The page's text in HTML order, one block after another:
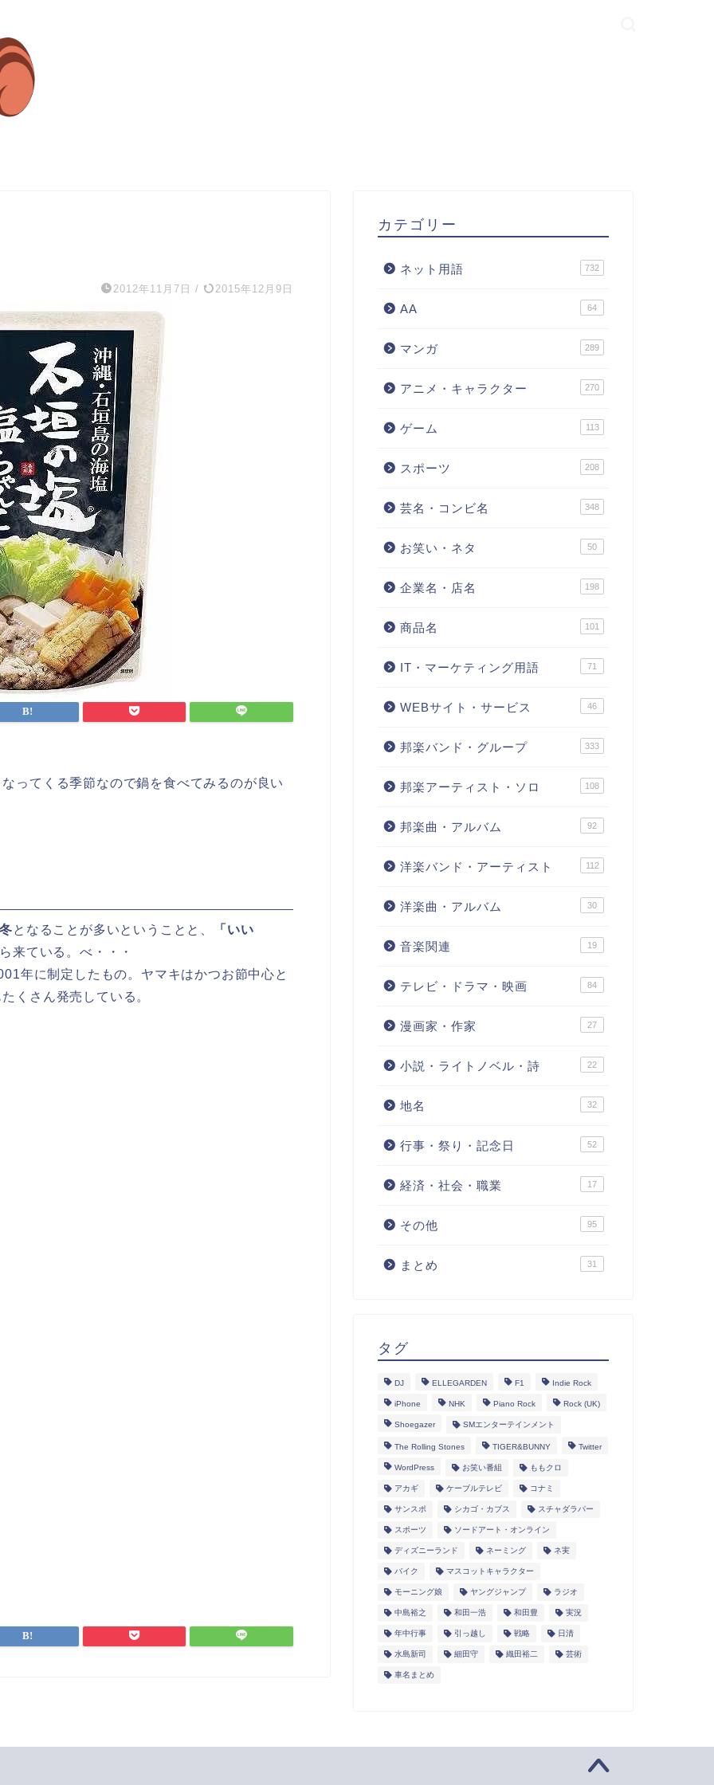
2012年11月7日 / 2015年12月9日
ってくる季節なので鍋を食べてみるのが良い
となることが多いということと、
「いい
来ている。べ・・・
年に制定したもの。ヤマキはかつお節中心と
くさん発売している。
カテゴリー
ネット用語 732
AA 64
マンガ 289
アニメ・キャラクター 270
ゲーム 113
スポーツ 208
芸名・コンビ名 348
お笑い・ネタ 50
企業名・店名 198
商品名 101
IT・マーケティング用語 71
WEBサイト・サービス 46
邦楽バンド・グループ 333
邦楽アーティスト・ソロ 108
邦楽曲・アルバム 92
洋楽バンド・アーティスト 112
洋楽曲・アルバム 30
音楽関連 19
テレビ・ドラマ・映画 84
漫画家・作家 27
小説・ライトノベル・詩 22
地名 32
行事・祭り・記念日 52
経済・社会・職業 17
その他 95
まとめ 31
タグ
DJ ELLEGARDEN F1 Indie Rock
iPhone NHK Piano Rock Rock (UK)
Shoegazer SMエンターテインメント
The Rolling Stones TIGER&BUNNY Twitter
WordPress お笑い番組 ももクロ
アカギ ケーブルテレビ コナミ
サンスポ シカゴ・カブス スチャダラパー
スポーツ ソードアート・オンライン
ディズニーランド ネーミング ネ実
バイク マスコットキャラクター
モーニング娘 ヤングジャンプ ラジオ
中島裕之 和田一浩 和田豊 実況
年中行事 引っ越し 戦略 日清
水島新司 細田守 織田裕二 芸術
車名まとめ